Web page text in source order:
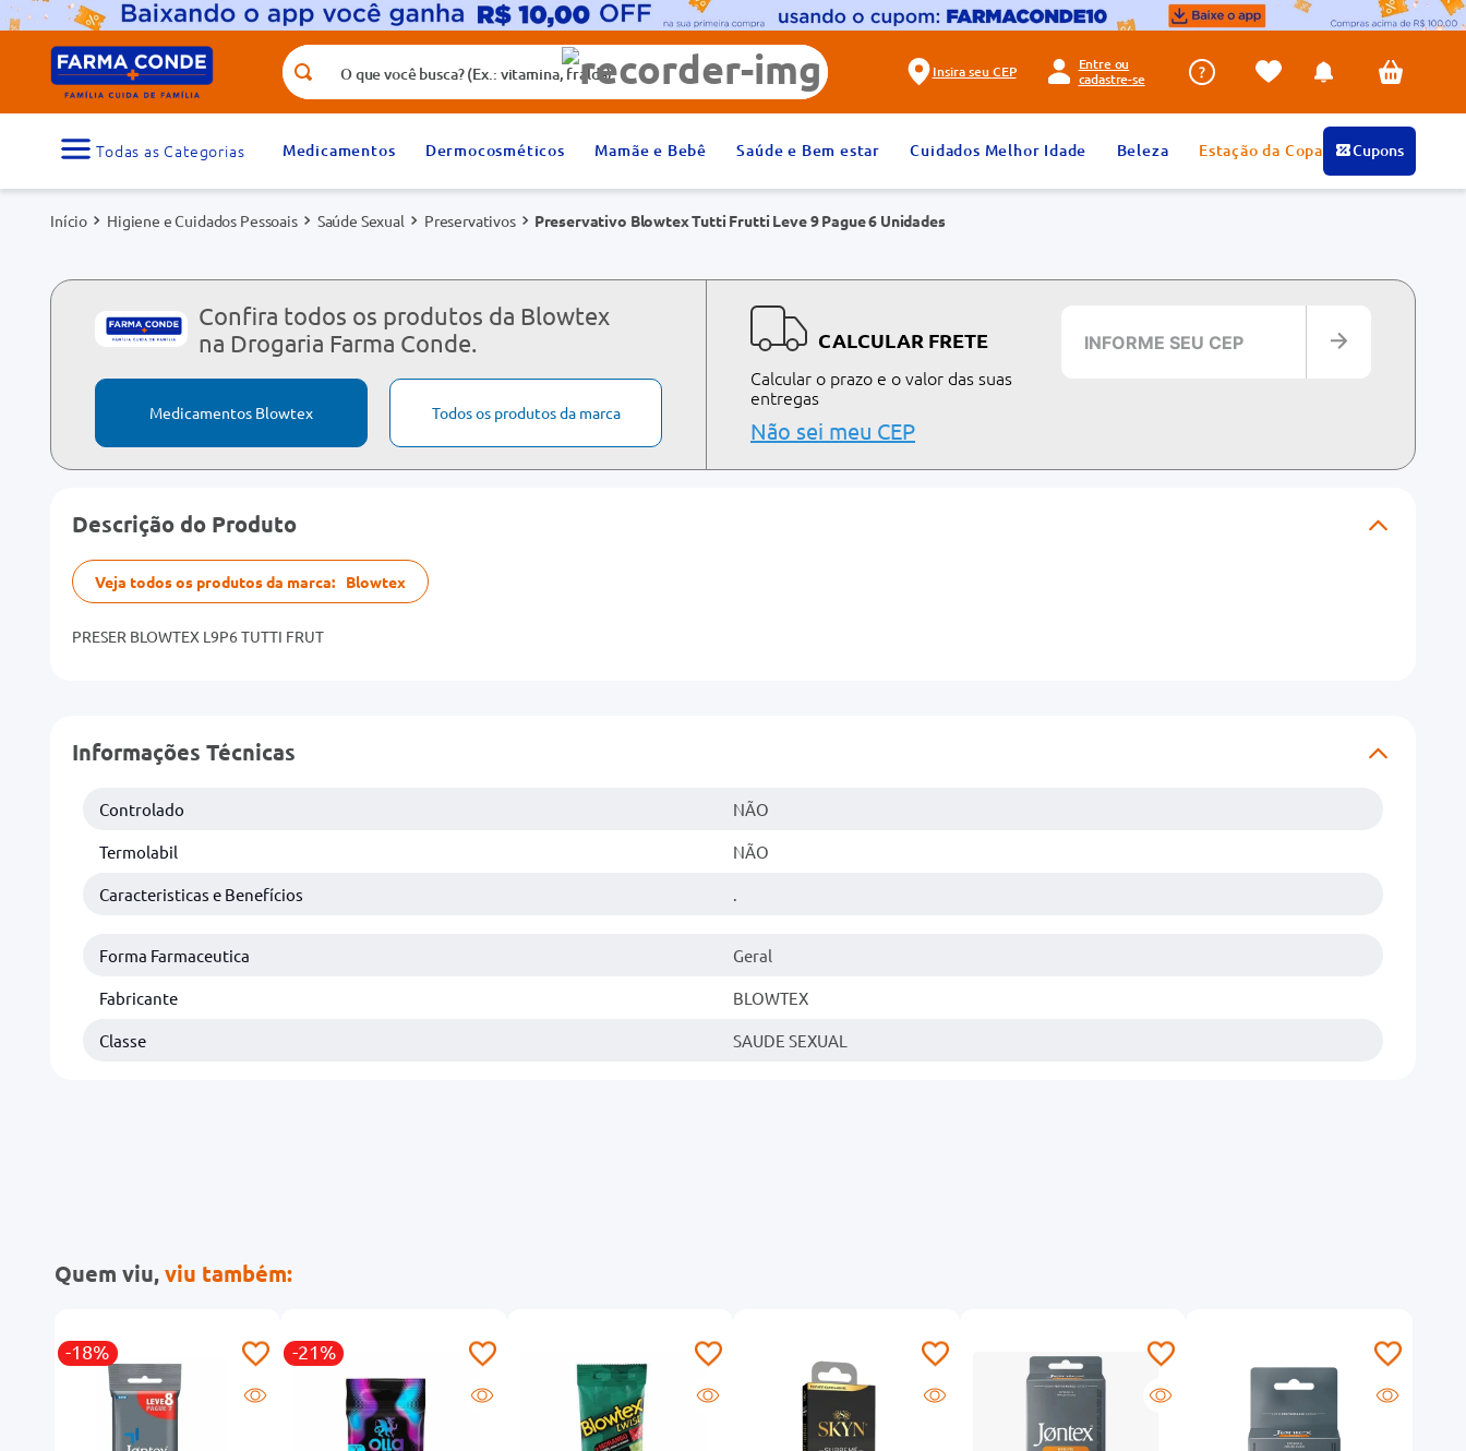
O que você busca? (Ex.: vitamina, fralda)
Insira seu CEP
Entre ou
cadastre-se
Medicamentos Dermocosméticos Mamãe e Bebê Saúde e Bem estar Cuidados Melhor Idade Beleza Estação da Copa Cupons
Higiene e Cuidados Pessoais Saúde Sexual Preservativos Preservativo Blowtex Tutti Frutti Leve 9 Pague 6 Unidades
Confira todos os produtos da Blowtex
na Drogaria Farma Conde.
Medicamentos Blowtex Todos os produtos da marca
CALCULAR FRETE
Calcular o prazo e o valor das suas
entregas
Não sei meu CEP
Descrição do Produto
Veja todos os produtos da marca: Blowtex
PRESER BLOWTEX L9P6 TUTTI FRUT
Informações Técnicas
Controlado NÃO
Termolabil NÃO
Caracteristicas e Benefícios
Forma Farmaceutica Geral
Fabricante BLOWTEX
Classe SAUDE SEXUAL
Quem viu,viu também:
-18% -21%
Termos mais buscados
1
medicamento 2º
fralda
5º dipirona 6 º
absorvente